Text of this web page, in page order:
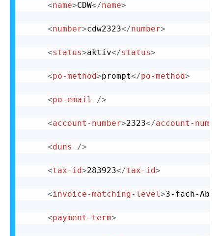
<name>CDW</name>
<number>cdw2323</number>
<status>aktiv</status>
<po-method>prompt</po-method>
<po-email />
<account-number>2323</account-
<duns />
<tax-id>283923</tax-id>
<invoice-matching-level>3-fach-
<payment-term>